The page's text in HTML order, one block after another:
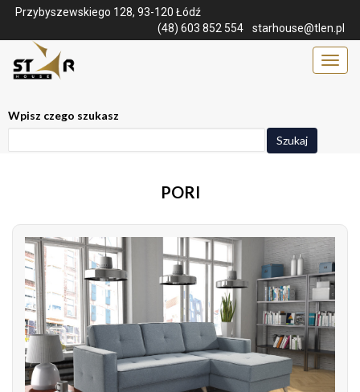
Przybyszewskiego 128, 93-120 Łódź
(48) 603 852 554
starhouse@tlen.pl
Menu
Wpisz czego szukasz
Szukaj
PORI